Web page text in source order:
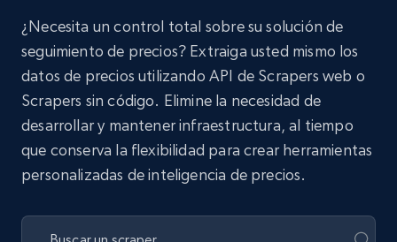
¿Necesita un control total sobre su solución de
seguimiento de precios? Extraiga usted mismo los
datos de precios utilizando API de Scrapers web o
Scrapers sin código. Elimine la necesidad de
desarrollar y mantener infraestructura, al tiempo
que conserva la flexibilidad para crear herramientas
personalizadas de inteligencia de precios.